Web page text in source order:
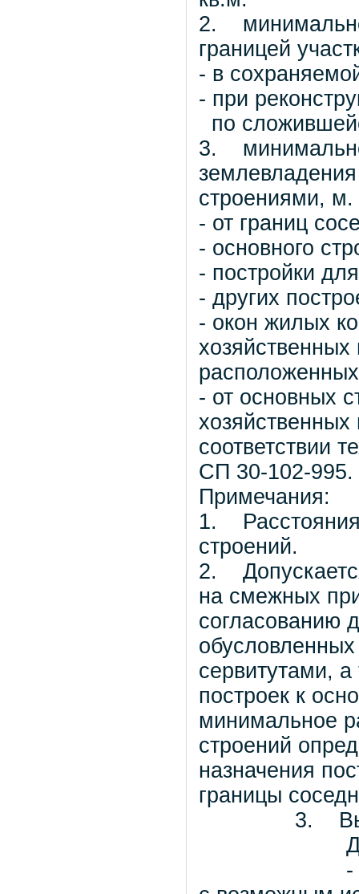
2.
границей
- в
- при
по
3.
строениями, м.
- от границ
- основного
- постройки
- других
- окон жилых
- от основных
хозяйственных
соответствии
СП 30-102-995.
Примечания:
1.
строений.
2.
на смежных
согласованию
сервитутами,
построек к
минимальное
строений
назначения
границы
3.
Для всех
-